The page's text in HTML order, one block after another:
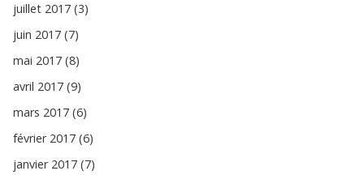
juillet 2017 (3)
juin 2017 (7)
mai 2017 (8)
avril 2017 (9)
mars 2017 (6)
février 2017 (6)
janvier 2017 (7)